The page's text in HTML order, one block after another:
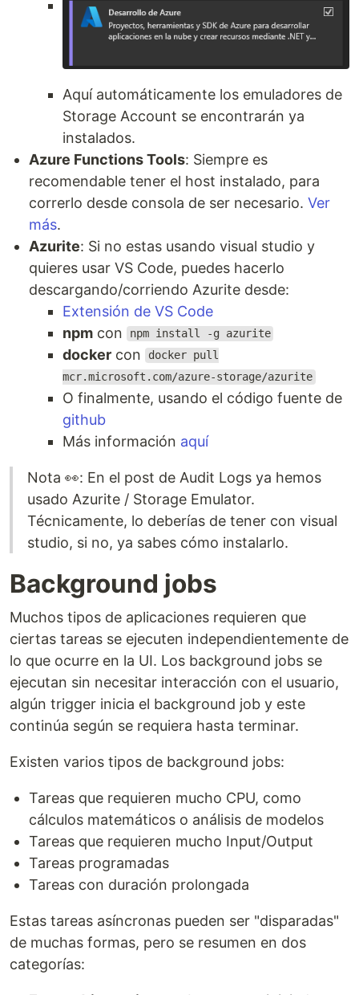
Aquí automáticamente los emuladores de
Storage Account se encontrarán ya
instalados.
Azure Functions Tools: Siempre es
recomendable tener el host instalado, para
correrlo desde consola de ser necesario. Ver
más.
Azurite: Si no estas usando visual studio y
quieres usar VS Code, puedes hacerlo
descargando/corriendo Azurite desde:
Extensión de VS Code
npm con npm install -g azurite
docker con
docker pull
mcr.microsoft.com/azure-storage/azurite
O finalmente, usando el código fuente de
github
Más información aquí
Nota 👀: En el post de Audit Logs ya hemos
usado Azurite / Storage Emulator.
Técnicamente, lo deberías de tener con visual
studio, si no, ya sabes cómo instalarlo.
Background jobs
Muchos tipos de aplicaciones requieren que
ciertas tareas se ejecuten independientemente de
lo que ocurre en la UI. Los background jobs se
ejecutan sin necesitar interacción con el usuario,
algún trigger inicia el background job y este
continúa según se requiera hasta terminar.
Existen varios tipos de background jobs:
Tareas que requieren mucho CPU, como
cálculos matemáticos o análisis de modelos
Tareas que requieren mucho Input/Output
Tareas programadas
Tareas con duración prolongada
Estas tareas asíncronas pueden ser "disparadas"
de muchas formas, pero se resumen en dos
categorías: